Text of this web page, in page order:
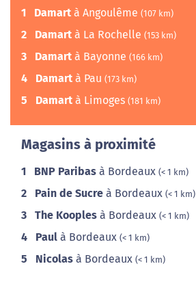
1 Damart à Angoulême (107 km)
2 Damart à La Rochelle (153 km)
3 Damart à Bayonne (166 km)
4 Damart à Pau (173 km)
5 Damart à Limoges (181 km)
Magasins à proximité
1 BNP Paribas à Bordeaux (< 1 km)
2 Pain de Sucre à Bordeaux (< 1 km)
3 The Kooples à Bordeaux (< 1 km)
4 Paul à Bordeaux (< 1 km)
5 Nicolas à Bordeaux (< 1 km)